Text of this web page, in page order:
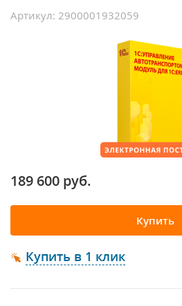
Артикул: 2900001932059
189 600 руб.
Купить
Купить в 1 клик